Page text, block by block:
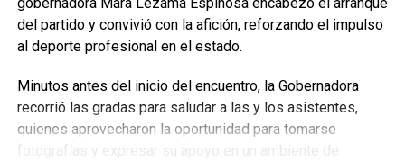
para el desarrollo de cada estudiante.
del partido y convivió con la afición, reforzando el impulso
al deporte profesional en el estado.
Minutos antes del inicio del encuentro, la Gobernadora
recorrió las gradas para saludar a las y los asistentes,
quienes aprovecharon la oportunidad para tomarse
fotografías y expresar su apoyo en un ambiente de